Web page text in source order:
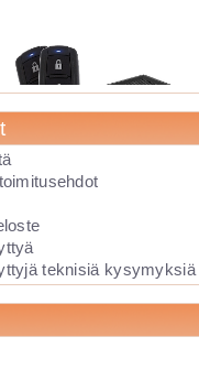
Laite soveltuu KAIKK...
teknisiä kysymyksiä